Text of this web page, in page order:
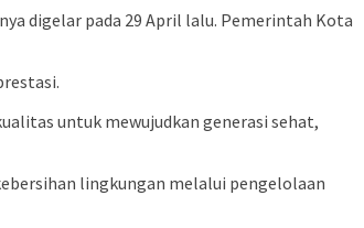
digelar pada 29 April lalu. Pemerintah Kota
untuk mewujudkan generasi sehat,
lingkungan melalui pengelolaan